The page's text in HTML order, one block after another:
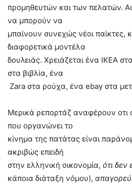
προμηθευτών και των πελατών.
να μπορούν να
μπαίνουν συνεχώς νέοι παίκτες,
διαφορετικά μοντέλα
δουλειάς. Χρειάζεται ένα ΙΚΕΑ
στα βιβλία, ένα
Zara στα ρούχα, ένα ebay στα
Μερικά ρεπορτάζ αναφέρουν οτι
που οργανώνει το
κίνημα της πατάτας είναι
ακριβώς επειδή
στην ελληνική οικονομία, ότι δεν
κάποια διάταξη νόμου),